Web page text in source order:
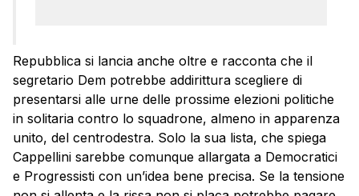
Repubblica si lancia anche oltre e racconta che il
segretario Dem potrebbe addirittura scegliere di
presentarsi alle urne delle prossime elezioni politiche
in solitaria contro lo squadrone, almeno in apparenza
unito, del centrodestra. Solo la sua lista, che spiega
Cappellini sarebbe comunque allargata a Democratici
e Progressisti con un’idea bene precisa. Se la tensione